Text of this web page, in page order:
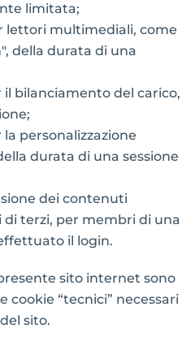
limitata;
lettori multimediali, come
della durata di una
il bilanciamento del carico,
personalizzazione
durata di una sessione
dei contenuti
terzi, per membri di una
il login.
sito internet sono
cookie “tecnici” necessari
sito.